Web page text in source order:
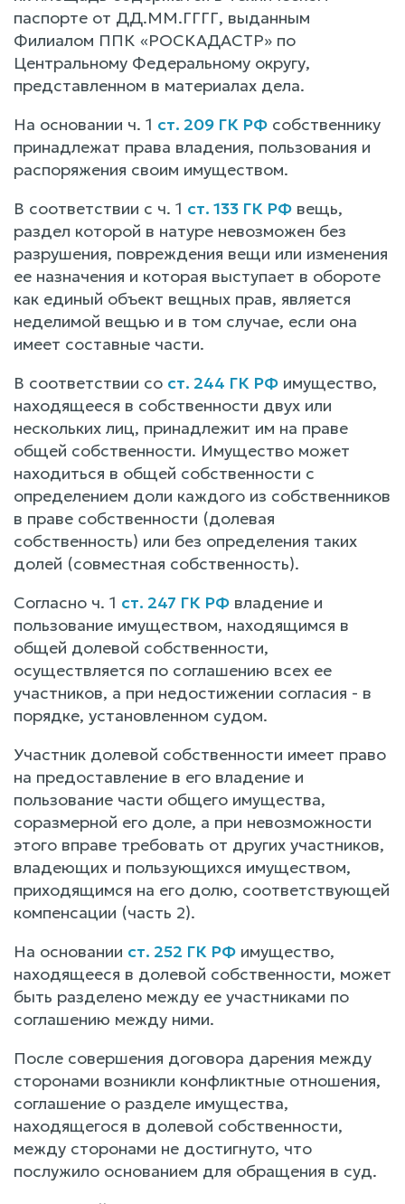
паспорте от ДД.ММ.ГГГГ, выданным
Филиалом ППК «РОСКАДАСТР» по
Центральному Федеральному округу,
представленном в материалах дела.
На основании ч. 1 ст. 209 ГК РФ собственнику
принадлежат права владения, пользования и
распоряжения своим имуществом.
В соответствии с ч. 1 ст. 133 ГК РФ вещь,
раздел которой в натуре невозможен без
разрушения, повреждения вещи или изменения
ее назначения и которая выступает в обороте
как единый объект вещных прав, является
неделимой вещью и в том случае, если она
имеет составные части.
В соответствии со ст. 244 ГК РФ имущество,
находящееся в собственности двух или
нескольких лиц, принадлежит им на праве
общей собственности. Имущество может
находиться в общей собственности с
определением доли каждого из собственников
в праве собственности (долевая
собственность) или без определения таких
долей (совместная собственность).
Согласно ч. 1 ст. 247 ГК РФ владение и
пользование имуществом, находящимся в
общей долевой собственности,
осуществляется по соглашению всех ее
участников, а при недостижении согласия - в
порядке, установленном судом.
Участник долевой собственности имеет право
на предоставление в его владение и
пользование части общего имущества,
соразмерной его доле, а при невозможности
этого вправе требовать от других участников,
владеющих и пользующихся имуществом,
приходящимся на его долю, соответствующей
компенсации (часть 2).
На основании ст. 252 ГК РФ имущество,
находящееся в долевой собственности, может
быть разделено между ее участниками по
соглашению между ними.
После совершения договора дарения между
сторонами возникли конфликтные отношения,
соглашение о разделе имущества,
находящегося в долевой собственности,
между сторонами не достигнуто, что
послужило основанием для обращения в суд.